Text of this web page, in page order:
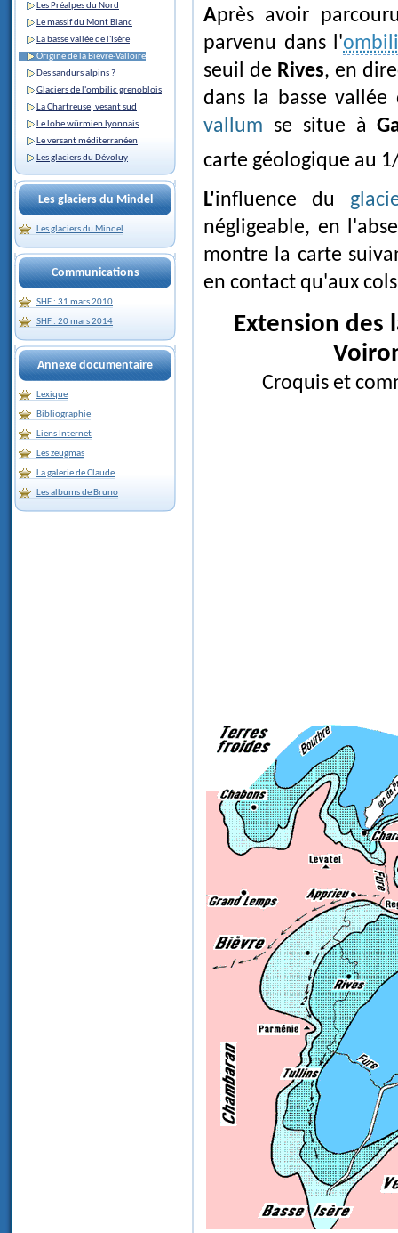
Les Préalpes du Nord
Le massif du Mont Blanc
La basse vallée de l'Isère
Origine de la Bièvre-Valloire
Des sandurs alpins ?
Glaciers de l'ombilic grenoblois
La Chartreuse, vesant sud
Le lobe würmien lyonnais
Le versant méditerranéen
Les glaciers du Dévoluy
Les glaciers du Mindel
Les glaciers du Mindel
Communications
SHF : 31 mars 2010
SHF : 20 mars 2014
Annexe documentaire
Lexique
Bibliographie
Liens Internet
Les zeugmas
La galerie de Claude
Les albums de Bruno
Après avoir
parvenu dans l'
seuil de Rives, en
dans la basse vallée
vallum se situe à
carte géologique au
L'influence du
négligeable, en
montre la carte
en contact qu'aux
Extension des langues terminales des glaciers alpins dans le
Croquis et